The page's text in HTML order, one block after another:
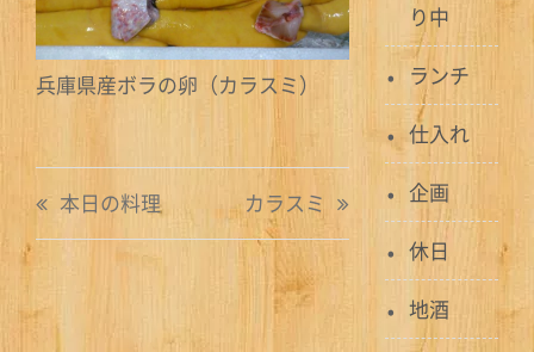
兵庫県産ボラの卵（カラスミ）
投
稿
ビ
本日の料理 カラスミ
り中
ランチ
仕入れ
企画
休日
地酒